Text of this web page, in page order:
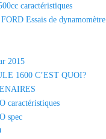
caractéristiques
Essais de dynamomètre
2015
1600 C’EST QUOI?
caractéristiques
spec